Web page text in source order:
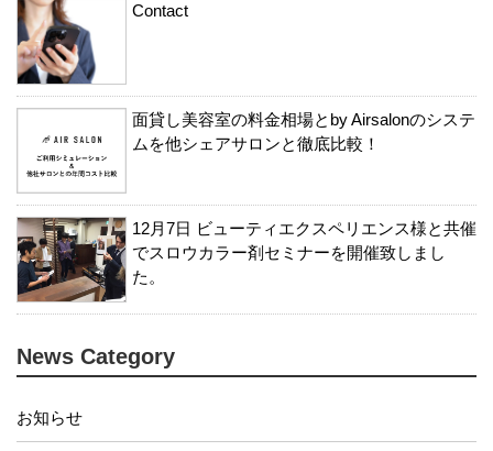
Contact
面貸し美容室の料金相場とby Airsalonのシステ
ムを他シェアサロンと徹底比較！
12月7日 ビューティエクスペリエンス様と共催
でスロウカラー剤セミナーを開催致しまし
た。
News Category
お知らせ